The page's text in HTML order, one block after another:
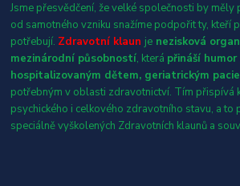
Jsme přesvědčení, že velké společnosti by měly
od samotného vzniku snažíme podpořit ty, kteří
potřebují. Zdravotní klaun je nezisková
mezinárodní působností, která přináší
hospitalizovaným dětem, geriatrickým
potřebným v oblasti zdravotnictví. Tím přispívá
psychického i celkového zdravotního stavu, a to
speciálně vyškolených Zdravotních klaunů a